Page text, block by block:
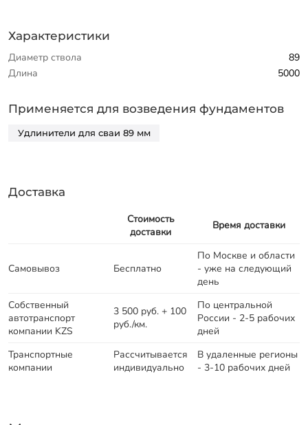
Характеристики
Диаметр ствола
89
Длина
5000
Применяется для возведения фундаментов
Удлинители для сваи 89 мм
Доставка
Стоимость
доставки
Время доставки
Самовывоз Бесплатно
По Москве и области
- уже на следующий
день
Собственный
автотранспорт
компании KZS
3 500 руб. + 100
руб./км.
По центральной
России - 2-5 рабочих
дней
Транспортные
компании
Рассчитывается
индивидуально
В удаленные регионы
- 3-10 рабочих дней